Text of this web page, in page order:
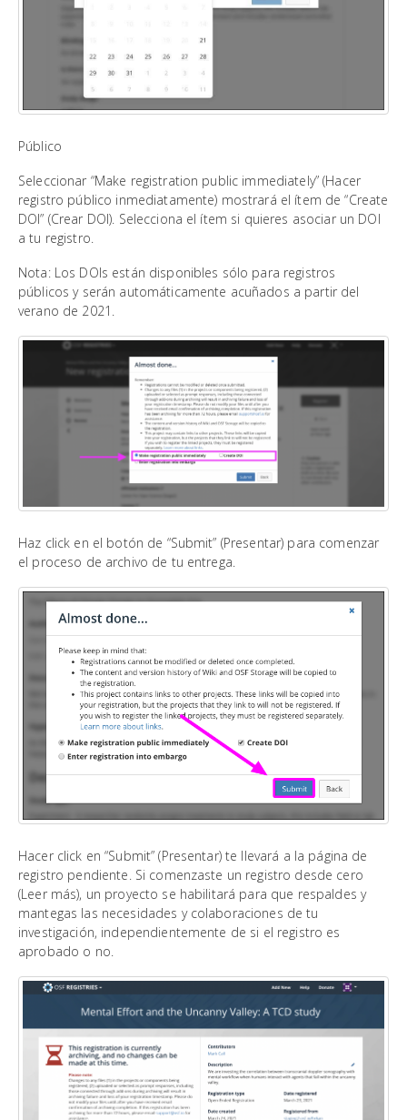
Público
Seleccionar “Make registration public immediately” (Hacer
registro público inmediatamente) mostrará el ítem de “Create
DOI” (Crear DOI). Selecciona el ítem si quieres asociar un DOI
a tu registro.
Nota: Los DOIs están disponibles sólo para registros
públicos y serán automáticamente acuñados a partir del
verano de 2021.
Haz click en el botón de “Submit” (Presentar) para comenzar
el proceso de archivo de tu entrega.
Hacer click en “Submit” (Presentar) te llevará a la página de
registro pendiente. Si comenzaste un registro desde cero
(Leer más), un proyecto se habilitará para que respaldes y
mantegas las necesidades y colaboraciones de tu
investigación, independientemente de si el registro es
aprobado o no.